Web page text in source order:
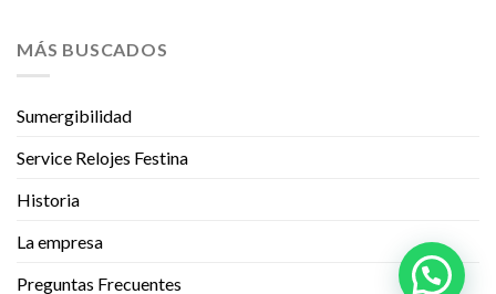
MÁS BUSCADOS
Sumergibilidad
Service Relojes Festina
Historia
La empresa
Preguntas Frecuentes